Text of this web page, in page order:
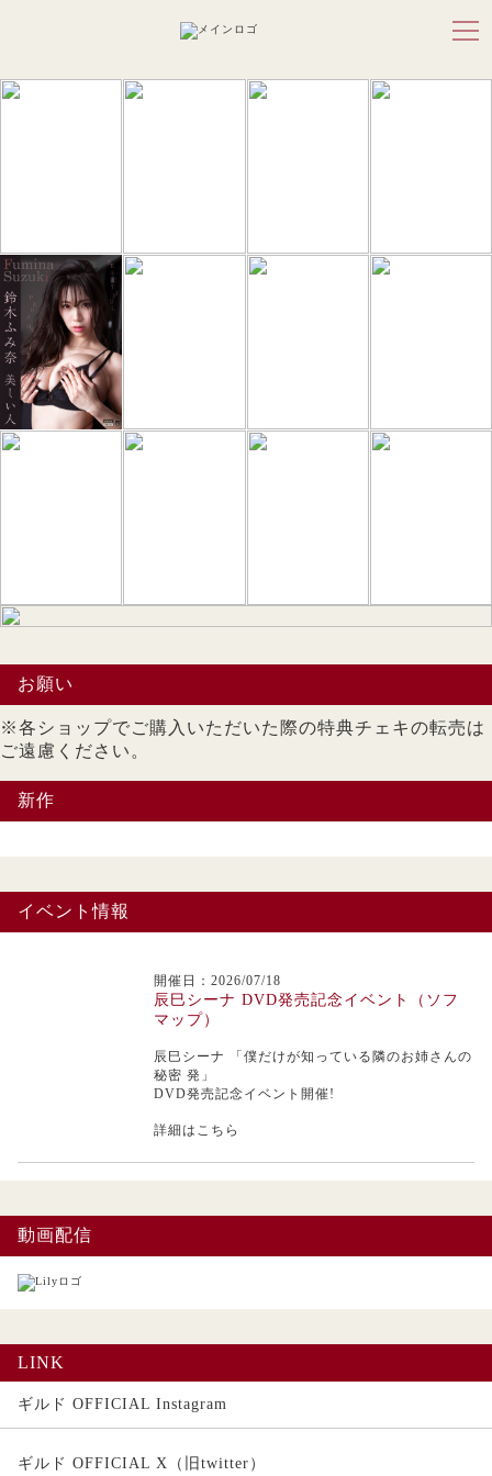
お願い
※各ショップでご購入いただいた際の特典チェキの転売は
ご遠慮ください。
新作
イベント情報
開催日：2026/07/18
辰巳シーナ DVD発売記念イベント（ソフ
マップ）
辰巳シーナ
「僕だけが知っている隣のお姉さんの
秘密 発」
DVD発売記念イベント開催!
詳細はこちら
動画配信
LINK
ギルド OFFICIAL Instagram
ギルド OFFICIAL X（旧twitter）